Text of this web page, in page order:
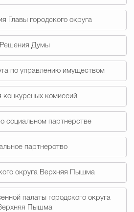
Общественная
Градостроительство и
организации
Главы городского округа
Решения Думы
по управлению имуществом
конкурсных комиссий
социальном партнерстве
партнерство
округа Верхняя Пышма
палаты городского округа
Пышма